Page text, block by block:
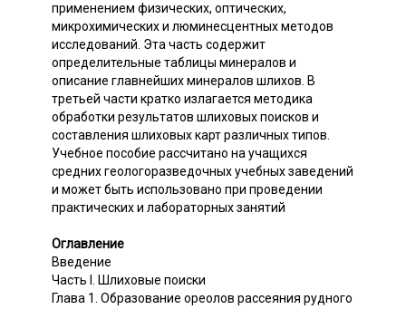
применением физических, оптических,
микрохимических и люминесцентных методов
исследований. Эта часть содержит
определительные таблицы минералов и
описание главнейших минералов шлихов. В
третьей части кратко излагается методика
обработки результатов шлиховых поисков и
составления шлиховых карт различных типов.
Учебное пособие рассчитано на учащихся
средних геологоразведочных учебных заведений
и может быть использовано при проведении
практических и лабораторных занятий
Оглавление
Введение
Часть I. Шлиховые поиски
Глава 1. Образование ореолов рассеяния рудного